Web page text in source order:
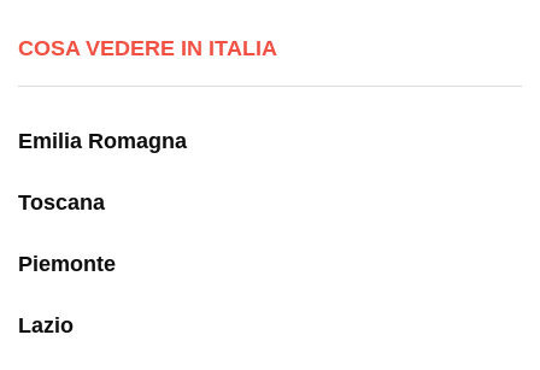
COSA VEDERE IN ITALIA
Emilia Romagna
Toscana
Piemonte
Lazio